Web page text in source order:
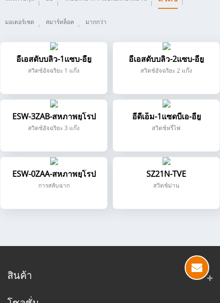
มอเตอร์เชด สมาร์ทล็อค มากกว่า
อีเอสดับบลิว-1แซบ-อียู
สวิตช์อัจฉริยะ 1 แก๊ง
อีเอสดับบลิว-2แซบ-อียู
สวิตช์อัจฉริยะ 2 แก๊ง
ESW-3ZAB-สหภาพยุโรป
สวิตช์อัจฉริยะ 3 แก๊ง
อีดีเอ็ม-1แซดบีเอ-อียู
สวิตช์หรี่ไฟ
ESW-0ZAA-สหภาพยุโรป
การสลับฉาก
SZ21N-TVE
สวิตช์ม่าน
สินค้า